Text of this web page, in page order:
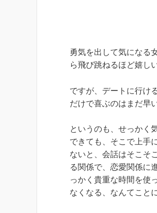
勇気を出して気になる
ら飛び跳ねるほど嬉し
ですが、デートに行け
だけで喜ぶのはまだ早
というのも、せっかく
できても、そこで上手
ないと、会話はそこそ
る関係で、恋愛関係に
っかく貴重な時間を使
なくなる、なんてこと